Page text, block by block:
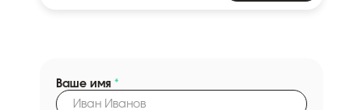
Ваше имя *